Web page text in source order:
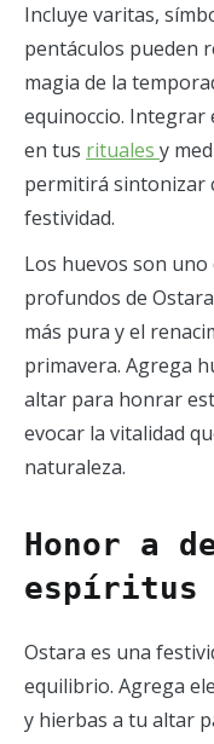
Incluye varitas,
pentáculos pueden
magia de la
equinoccio. Integrar
en tus rituales y
permitirá sintonizar
festividad.
Los huevos son
profundos de
más pura y el
primavera. Agrega
altar para honrar
evocar la vitalidad
naturaleza.
Honor a
espíritus
Ostara es una
equilibrio. Agrega
y hierbas a tu altar